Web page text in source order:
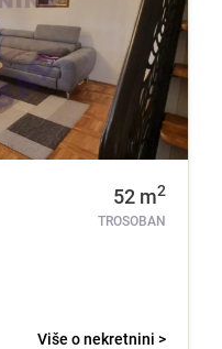
52 m2
TROSOBAN
Više o nekretnini >